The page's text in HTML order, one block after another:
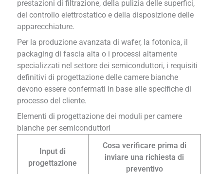
prestazioni di filtrazione, della pulizia delle superfici,
del controllo elettrostatico e della disposizione delle
apparecchiature.
Per la produzione avanzata di wafer, la fotonica, il
packaging di fascia alta o i processi altamente
specializzati nel settore dei semiconduttori, i requisiti
definitivi di progettazione delle camere bianche
devono essere confermati in base alle specifiche di
processo del cliente.
Elementi di progettazione dei moduli per camere
bianche per semiconduttori
Input di
progettazione
Cosa verificare prima di
inviare una richiesta di
preventivo